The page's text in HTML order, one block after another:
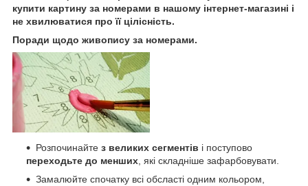
купити картину за номерами в нашому інтернет-магазині і
не хвилюватися про її цілісність.
Поради щодо живопису за номерами.
Розпочинайте з великих сегментів і поступово
переходьте до менших , які складніше зафарбовувати.
Замалюйте спочатку всі обсласті одним кольором,